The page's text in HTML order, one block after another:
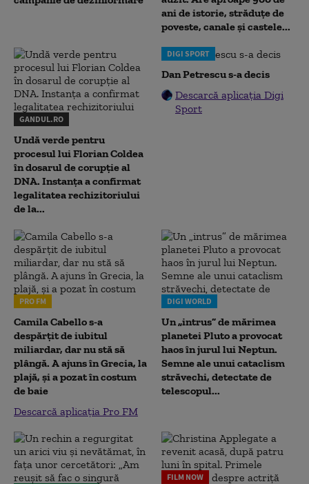
ani de istorie, străduțe de
poveste, canale și castele...
GANDUL.RO
Undă verde pentru
procesul lui Florian Coldea
în dosarul de corupție al
DNA. Instanța a confirmat
legalitatea rechizitoriului
de la...
DIGI SPORT
Dan Petrescu s-a decis
Descarcă aplicația Digi
Sport
PRO FM
Camila Cabello s-a
despărțit de iubitul
miliardar, dar nu stă să
plângă. A ajuns în Grecia, la
plajă, și a pozat în costum
de baie
Descarcă aplicația Pro FM
DIGI WORLD
Un „intrus” de mărimea
planetei Pluto a provocat
haos în jurul lui Neptun.
Semne ale unui cataclism
străvechi, detectate de
telescopul...
FILM NOW